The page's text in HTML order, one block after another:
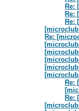
Re:
Re:
Re:
Re:
Re:
Re: